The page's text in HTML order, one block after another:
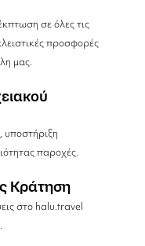
σε όλες τις
προσφορές
μας.
υποστήριξη
παροχές.
Κράτηση
στο halu.travel